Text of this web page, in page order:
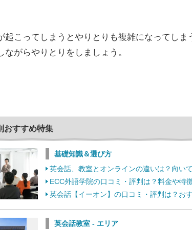
こってしまうとやりとりも複雑になってしま
ながらやりとりをしましょう。
おすすめ特集
基礎知識＆選び方
英会話、教室とオンラインの違いは？向い
ECC外語学院の口コミ・評判は？料金や特
英会話【イーオン】の口コミ・評判は？お
英会話教室 - エリア